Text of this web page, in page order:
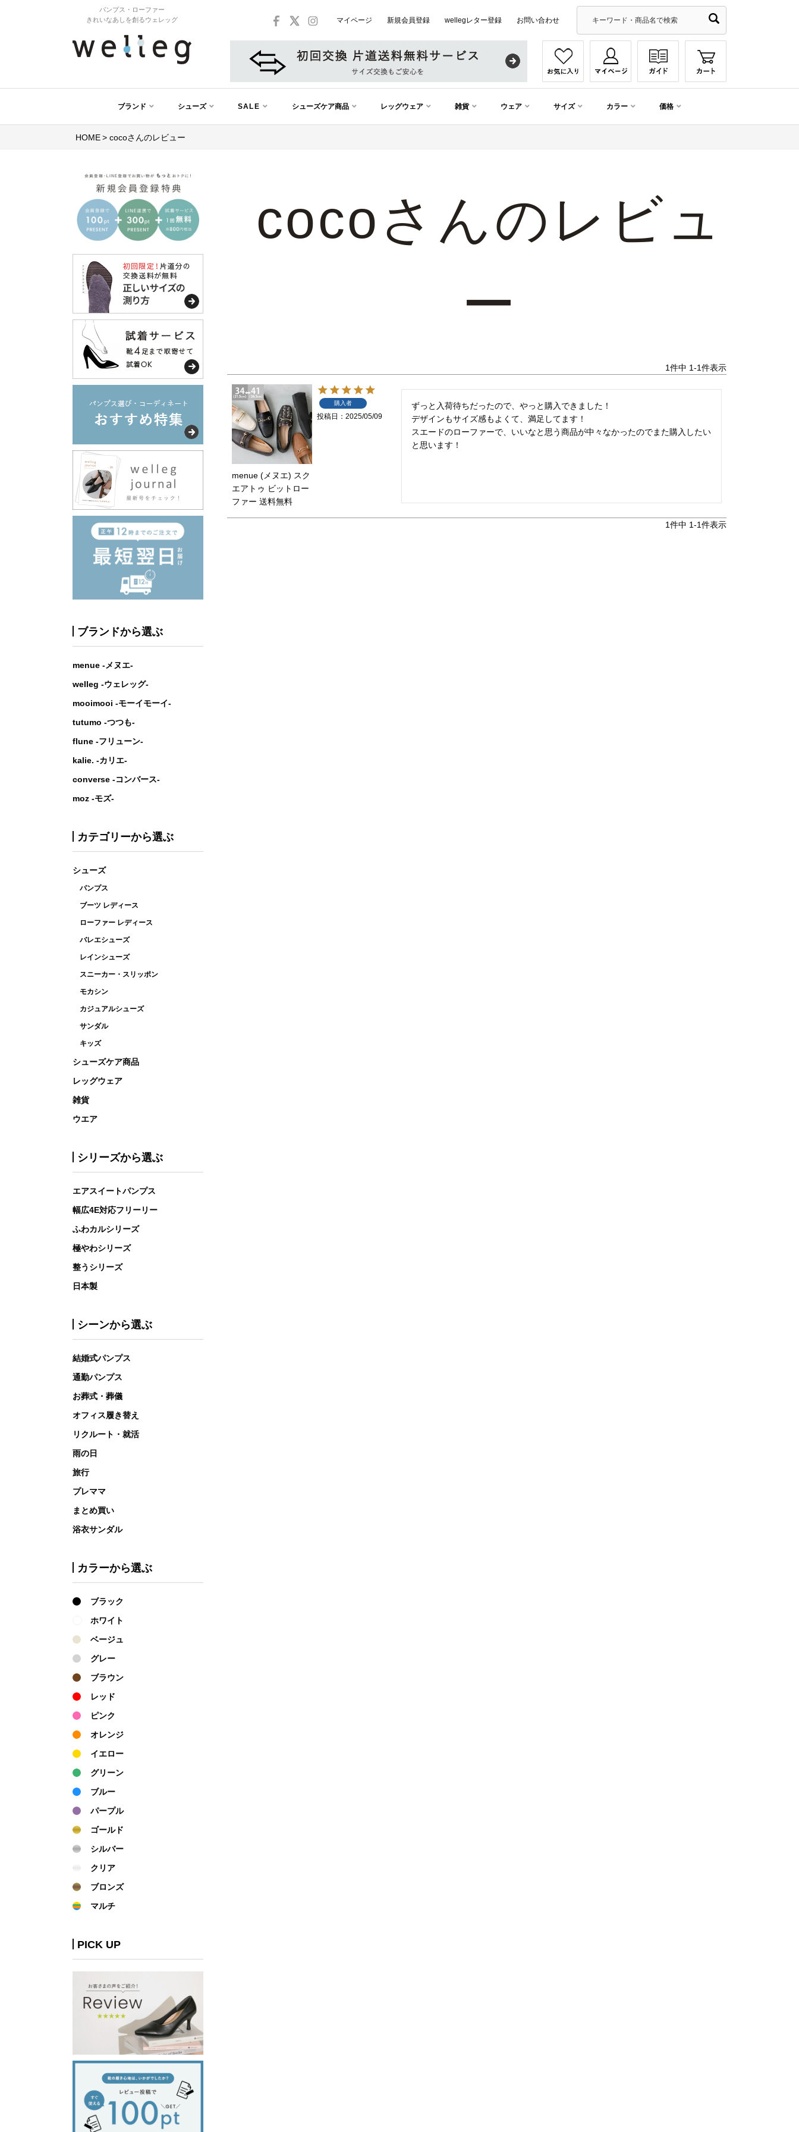
パンプス・ローファー
きれいなあしを創るウェレッグ
マイページ 新規会員登録 wellegレター登録 お問い合わせ
ブランド シューズ SALE シューズケア商品 レッグウェア 雑貨 ウェア サイズ カラー 価格
HOME cocoさんのレビュー
ブランドから選ぶ
menue -メヌエ-
welleg -ウェレッグ-
mooimooi -モーイモーイ-
tutumo -つつも-
flune -フリューン-
kalie. -カリエ-
converse -コンバース-
moz -モズ-
カテゴリーから選ぶ
シューズ
パンプス
ブーツ レディース
ローファー レディース
バレエシューズ
レインシューズ
スニーカー・スリッポン
モカシン
カジュアルシューズ
サンダル
キッズ
シューズケア商品
レッグウェア
雑貨
ウエア
シリーズから選ぶ
エアスイートパンプス
幅広4E対応フリーリー
ふわカルシリーズ
極やわシリーズ
整うシリーズ
日本製
シーンから選ぶ
結婚式パンプス
通勤パンプス
お葬式・葬儀
オフィス履き替え
リクルート・就活
雨の日
旅行
プレママ
まとめ買い
浴衣サンダル
カラーから選ぶ
ブラック
ホワイト
ベージュ
グレー
ブラウン
レッド
ピンク
オレンジ
イエロー
グリーン
ブルー
パープル
ゴールド
シルバー
クリア
ブロンズ
マルチ
PICK UP
cocoさんのレビュ
ー
1件中 1-1件表示
menue (メヌエ) スク
エアトゥ ビットロー
ファー 送料無料
購入者
投稿日 2025/05/09
ずっと入荷待ちだったので、やっと購入できました！
デザインもサイズ感もよくて、満足してます！
スエードのローファーで、いいなと思う商品が中々なかったのでまた購入したい
と思います！
1件中 1-1件表示